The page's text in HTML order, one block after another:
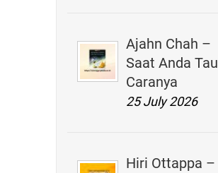
Ajahn Chah –
Saat Anda Tau
Caranya
25 July 2026
Hiri Ottappa –